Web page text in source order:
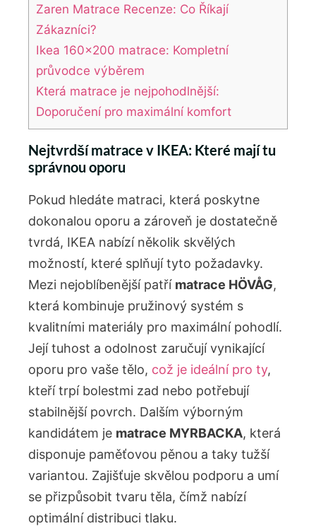
Zaren Matrace Recenze: Co Říkají
Zákazníci?
Ikea 160x200 matrace: Kompletní
průvodce výběrem
Která matrace je nejpohodlnější:
Doporučení pro maximální komfort
Nejtvrdší matrace v IKEA: Které⁣ mají ⁢tu
správnou ⁢oporu
Pokud hledáte matraci, která poskytne
dokonalou oporu a zároveň je dostatečně
tvrdá, IKEA nabízí několik skvělých
možností, které splňují tyto​ požadavky.
Mezi nejoblíbenější patří matrace ⁢HÖVÅG,
která kombinuje pružinový systém⁣ s
kvalitními materiály pro maximální pohodlí.
Její ‌tuhost a ⁣odolnost zaručují vynikající
⁤oporu pro vaše tělo, což je ideální pro ty,
kteří trpí ​bolestmi zad nebo potřebují
stabilnější ⁤povrch. Dalším výborným
kandidátem je⁤ matrace MYRBACKA, která
disponuje⁤ paměťovou pěnou a⁤ taky tužší
variantou. Zajišťuje​ skvělou podporu a umí
se ‍přizpůsobit tvaru těla,⁣ čímž ⁣nabízí
optimální distribuci tlaku.